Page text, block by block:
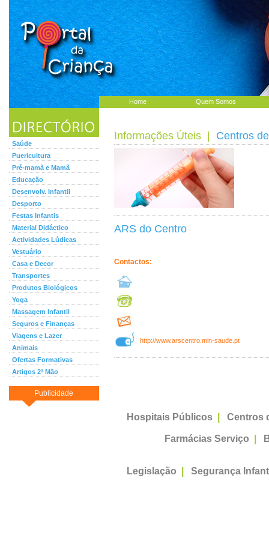
Home Quem Somos
Saúde
Puericultura
Pré-mamã e Mamã
Educação
Desenvolv. Infantil
Desporto
Festas Infantis
Material Didáctico
Actividades Lúdicas
Vestuário
Casa e Decor
Transportes
Produtos Biológicos
Yoga
Massagem Infantil
Seguros e Finanças
Viagens e Lazer
Animais
Ofertas Formativas
Artigos 2ª Mão
Publicidade
Informações Úteis Centros
ARS do Centro
Contactos:
http://www.arscentro.min-saude.pt
Hospitais Públicos Centros
Farmácias Serviço
Legislação Segurança